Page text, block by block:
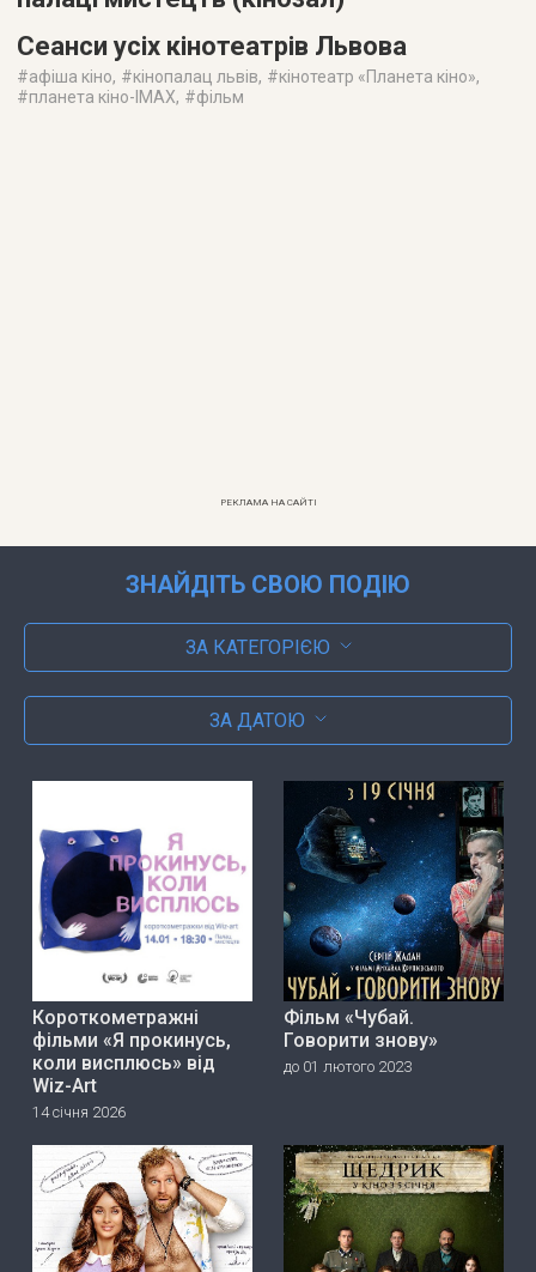
Сеанси усіх кінотеатрів Львова
#афіша кіно, #кінопалац львів, #кінотеатр «Планета кіно»,
#планета кіно-IMAX, #фільм
РЕКЛАМА НА САЙТІ
ЗНАЙДІТЬ СВОЮ ПОДІЮ
ЗА КАТЕГОРІЄЮ
ЗА ДАТОЮ
Короткометражні
фільми «Я прокинусь,
коли висплюсь» від
Wiz-Art
14 січня 2026
Фільм «Чубай.
Говорити знову»
до 01 лютого 2023